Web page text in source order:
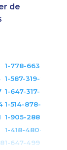
de
1-778-663-5036
1-587-319-2142
1-647-317-6683
1-514-878-3515
1-905-288-1752
1-418-480-5892
1-647-499-4793